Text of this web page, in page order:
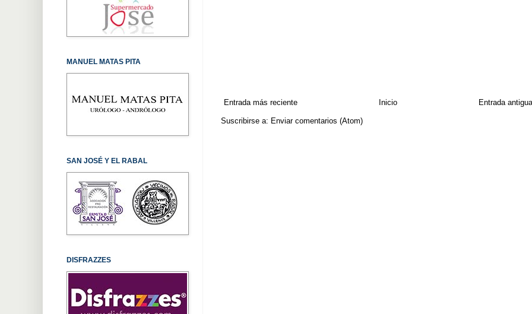
Entrada más reciente Entrada antigua
Inicio
Suscribirse a: Enviar comentarios (Atom)
MANUEL MATAS PITA
SAN JOSÉ Y EL RABAL
DISFRAZZES